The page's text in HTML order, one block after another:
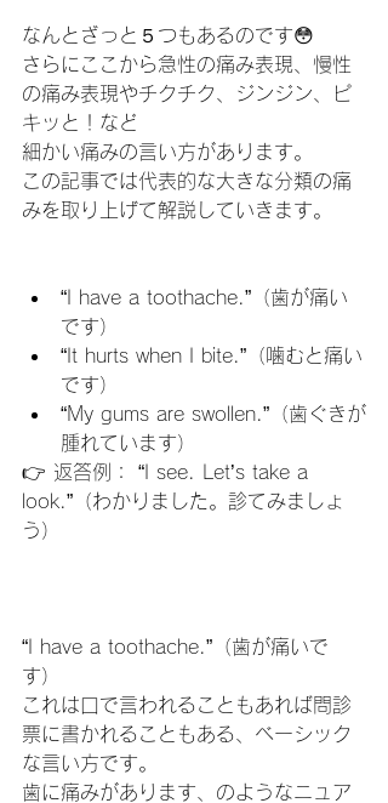
なんとざっと５つもあるのです😳
さらにここから急性の痛み表現、慢性
の痛み表現やチクチク、ジンジン、ピ
キッと！など
細かい痛みの言い方があります。
この記事では代表的な大きな分類の痛
みを取り上げて解説していきます。
“I have a toothache.”（歯が痛い
です）
“It hurts when I bite.”（噛むと痛い
です）
“My gums are swollen.”（歯ぐきが
腫れています）
👉 返答例： “I see. Let’s take a
look.”（わかりました。診てみましょ
う）
“I have a toothache.”（歯が痛いで
す）
これは口で言われることもあれば問診
票に書かれることもある、ベーシック
な言い方です。
歯に痛みがあります、のようなニュア